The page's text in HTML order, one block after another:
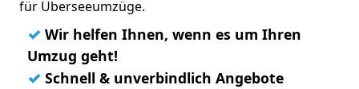
für Überseeumzüge.
✓ Wir helfen Ihnen, wenn es um Ihren
Umzug geht!
✓ Schnell & unverbindlich Angebote